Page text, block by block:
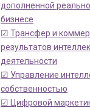
дополненной
бизнесе
☑ Трансфер и
результатов
деятельности
☑ Управление
собственностью
☑ Цифровой